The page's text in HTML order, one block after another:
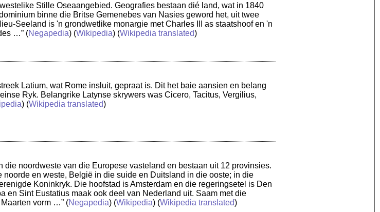
Stille Oseaangebied. Geografies bestaan dié land, wat in 1840
binne die Britse Gemenebes van Nasies geword het, uit twee
Seeland is 'n grondwetlike monargie met Charles III as staatshoof en 'n
…” (Negapedia) (Wikipedia) (Wikipedia translated)
Latium, wat Rome insluit, gepraat is. Dit het baie aansien en belang
Ryk. Belangrike Latynse skrywers was Cicero, Tacitus, Vergilius,
) (Wikipedia translated)
die noordweste van die Europese vasteland en bestaan uit 12 provinsies.
en weste, België in die suide en Duitsland in die ooste; in die
Koninkryk. Die hoofstad is Amsterdam en die regeringsetel is Den
en Sint Eustatius maak ook deel van Nederland uit. Saam met die
vorm …” (Negapedia) (Wikipedia) (Wikipedia translated)